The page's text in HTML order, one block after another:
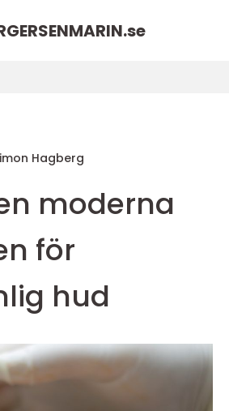
se
Hagberg
moderna
för
hud